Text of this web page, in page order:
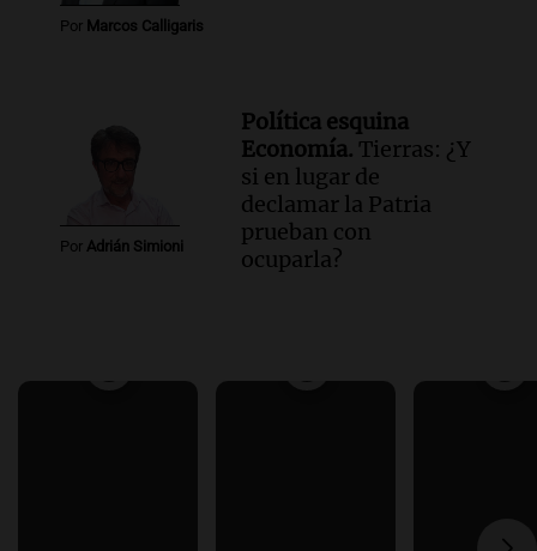
Por Marcos Calligaris
Por Adrián Simioni
Política esquina
Economía. Tierras: ¿Y
si en lugar de
declamar la Patria
prueban con
ocuparla?